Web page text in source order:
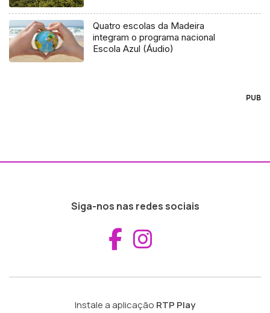
Quatro escolas da Madeira
integram o programa nacional
Escola Azul (Áudio)
PUB
Siga-nos nas redes sociais
Aceder ao
Instale a aplicação RTP Play